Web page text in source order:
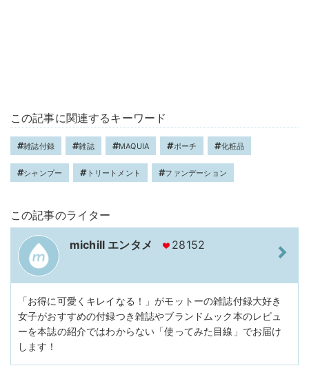
この記事に関連するキーワード
雑誌付録 雑誌 MAQUIA ポーチ 化粧品
シャンプー トリートメント ファンデーション
この記事のライター
michill エンタメ 28152
「お得に可愛くキレイなる！」がモットーの雑誌付録大好き
女子がおすすめの付録つき雑誌やブランドムック本のレビュ
ーを本誌の紹介ではわからない「使ってみた目線」でお届け
します！